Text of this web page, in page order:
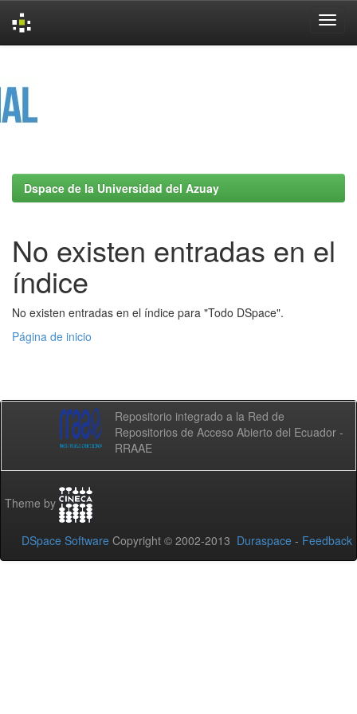
Dspace de la Universidad del Azuay
No existen entradas en el
índice
No existen entradas en el índice para "Todo DSpace".
Página de inicio
Repositorio integrado a la Red de
Repositorios de Acceso Abierto del Ecuador -
RRAAE
Theme by
DSpace Software Copyright © 2002-2013 Duraspace - Feedback